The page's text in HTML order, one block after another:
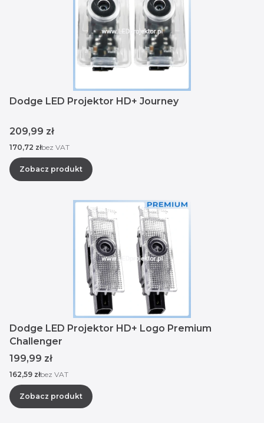
Dodge LED Projektor HD+ Journey
Cena
209,99 zł
Cena
170,72 złbez VAT
Zobacz produkt
Dodge LED Projektor HD+ Logo Premium
Challenger
Cena
199,99 zł
Cena
162,59 złbez VAT
Zobacz produkt